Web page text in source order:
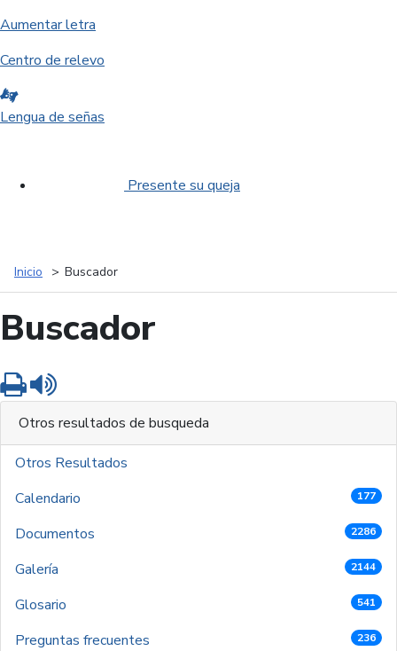
Aumentar letra
Centro de relevo
Lengua de señas
Presente su queja
Inicio Buscador
Buscador
Imprimir
Otros resultados de busqueda
Otros Resultados
Calendario
177
Documentos 2286
Galería 2144
Glosario 541
Preguntas frecuentes 236